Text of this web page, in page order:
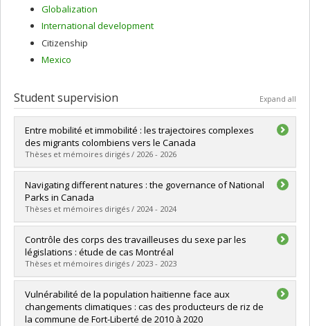
Globalization
International development
Citizenship
Mexico
Student supervision Expand all
Entre mobilité et immobilité : les trajectoires complexes
des migrants colombiens vers le Canada
Thèses et mémoires dirigés / 2026 - 2026
Graduate :Romero Perea, Gerardo José Luis
Cycle :Master's
Grade :M. Sc.
Lien vers le document dans Papyrus
Navigating different natures : the governance of National
Parks in Canada
Thèses et mémoires dirigés / 2024 - 2024
Graduate :García Perez de Arce, Magdalena
Cycle :Doctoral
Grade :Ph. D.
Lien vers le document dans Papyrus
Contrôle des corps des travailleuses du sexe par les
législations : étude de cas Montréal
Thèses et mémoires dirigés / 2023 - 2023
Graduate :Bélisle, Kelly
Cycle :Master's
Grade :M. Sc.
Vulnérabilité de la population haïtienne face aux
changements climatiques : cas des producteurs de riz de
la commune de Fort-Liberté de 2010 à 2020